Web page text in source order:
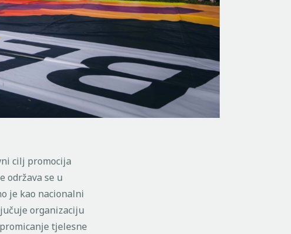
cilj promocija
održava se u
je kao nacionalni
organizaciju
tjelesne